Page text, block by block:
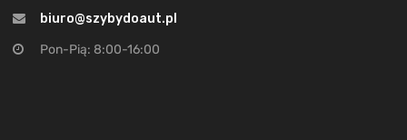
biuro@szybydoaut.pl
Pon-Pią: 8:00-16:00